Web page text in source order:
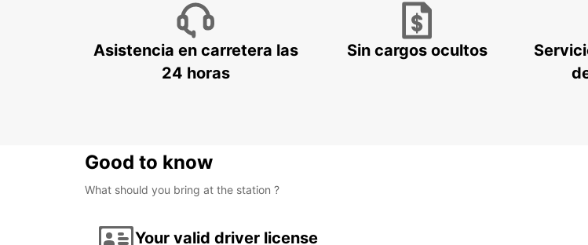
Asistencia en carretera las
24 horas
Sin cargos ocultos
Good to know
What should you bring at the station ?
Your valid driver license